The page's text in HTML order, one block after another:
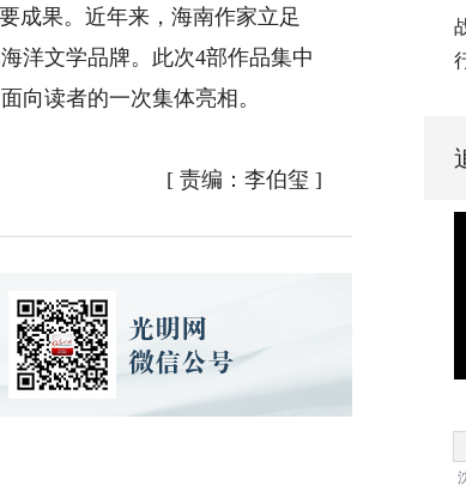
果。近年来，海南作家立足
洋文学品牌。此次4部作品集中
向读者的一次集体亮相。
[ 责编：李伯玺 ]